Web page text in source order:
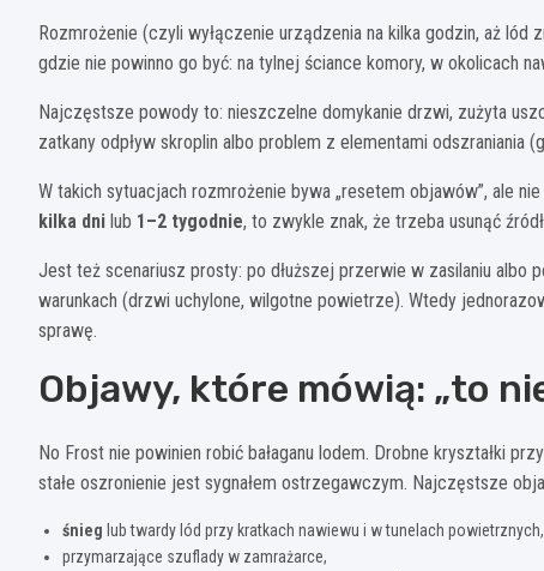
Rozmrożenie (czyli wyłączenie urządzenia na kilka godzin, aż
gdzie nie powinno go być: na tylnej ściance komory, w okolicach
Najczęstsze powody to: nieszczelne domykanie drzwi, zużyta
zatkany odpływ skroplin albo problem z elementami odszraniania
W takich sytuacjach rozmrożenie bywa „resetem objawów”, ale
kilka dni lub 1–2 tygodnie, to zwykle znak, że trzeba usunąć
Jest też scenariusz prosty: po dłuższej przerwie w zasilaniu albo
warunkach (drzwi uchylone, wilgotne powietrze). Wtedy
sprawę.
Objawy, które mówią: „to
No Frost nie powinien robić bałaganu lodem. Drobne kryształki
stałe oszronienie jest sygnałem ostrzegawczym. Najczęstsze
śnieg lub twardy lód przy kratkach nawiewu i w tunelach powietrznych,
przymarzające szuflady w zamrażarce,